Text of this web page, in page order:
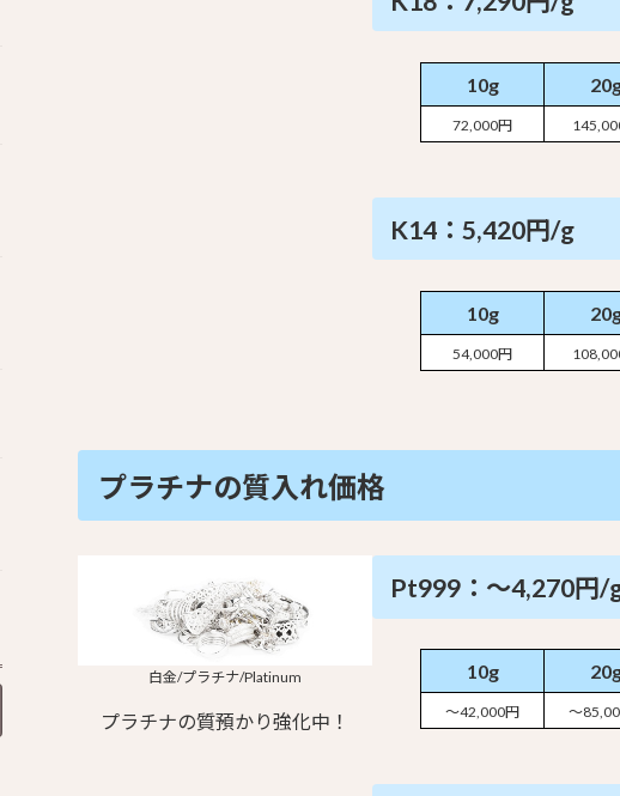
10g
72,000円
K14：5,420円/g
10g
54,000円
プラチナの質入れ価格
白金/プラチナ/Platinum
プラチナの質預かり強化中！
Pt999：～4,270円/
10g
～42,000円 ～